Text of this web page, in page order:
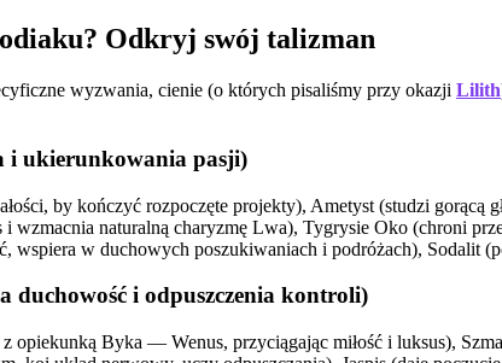
Odkryj swój talizman
wyzwania, cienie (o których pisaliśmy przy okazji Lilith
i ukierunkowania pasji)
by kończyć rozpoczęte projekty), Ametyst (studzi gorącą
wzmacnia naturalną charyzmę Lwa), Tygrysie Oko (chroni
wspiera w duchowych poszukiwaniach i podróżach), Sodalit
i odpuszczenia kontroli)
opiekunką Byka — Wenus, przyciągając miłość i luksus),